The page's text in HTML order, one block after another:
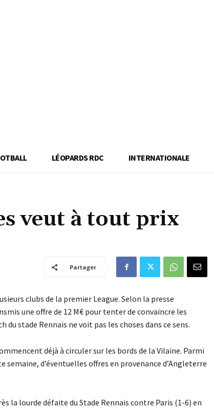
LÉOPARDS RDC INTERNATIONALE
veut à tout prix
Partager
clubs de la premier League. Selon la presse
une offre de 12 M€ pour tenter de convaincre les
stade Rennais ne voit pas les choses dans ce sens.
déjà à circuler sur les bords de la Vilaine. Parmi
d’éventuelles offres en provenance d’Angleterre
la lourde défaite du Stade Rennais contre Paris (1-6) en